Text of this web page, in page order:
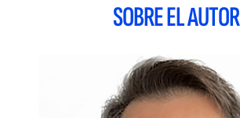
SOBRE EL AUTOR